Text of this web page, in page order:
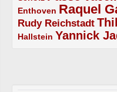
Enthoven
2/5 Raquel
5/5
4/5
Rudy Reichstadt
3/5
4/5
2/5
Hallstein
2/5 Yannick
4/5
1/5